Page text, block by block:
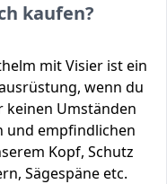
kaufen?
mit Visier ist ein
wenn du
Umständen
und empfindlichen
Kopf, Schutz
Sägespäne etc.